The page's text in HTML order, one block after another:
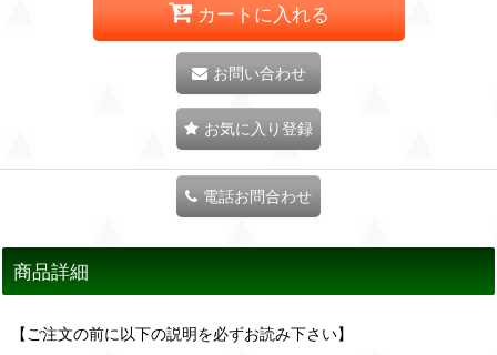
カートに入れる
お問い合わせ
お気に入り登録
電話お問合わせ
商品詳細
【ご注文の前に以下の説明を必ずお読み下さい】